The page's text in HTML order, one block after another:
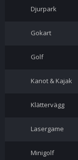
Djurpark
Gokart
Golf
Kanot & Kajak
Klättervägg
Lasergame
Minigolf